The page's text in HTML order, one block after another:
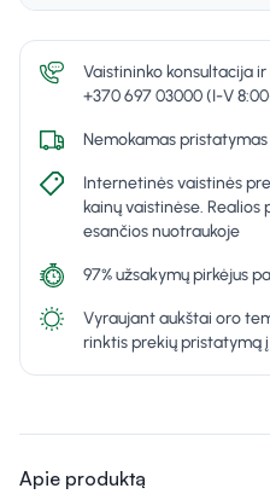
Vaistininko konsultacija
+370 697 03000 (I-V
Nemokamas
Internetinės vaistinės
kainų vaistinėse. Realios
esančios nuotraukoje
97% užsakymų pirkėjus
Vyraujant aukštai oro
rinktis prekių pristatymą
Apie produktą